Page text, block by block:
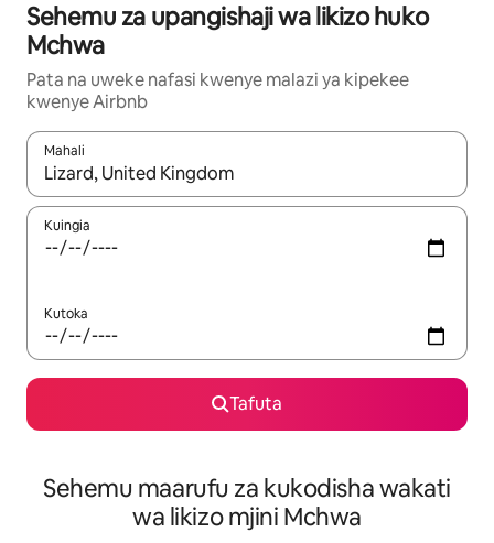
Sehemu za upangishaji wa likizo huko
Mchwa
Pata na uweke nafasi kwenye malazi ya kipekee
kwenye Airbnb
Mahali
Wakati matokeo yanapatikana, vinjari kwa kutumia vitufe vya
Kuingia
Kutoka
Tafuta
Sehemu maarufu za kukodisha wakati
wa likizo mjini Mchwa